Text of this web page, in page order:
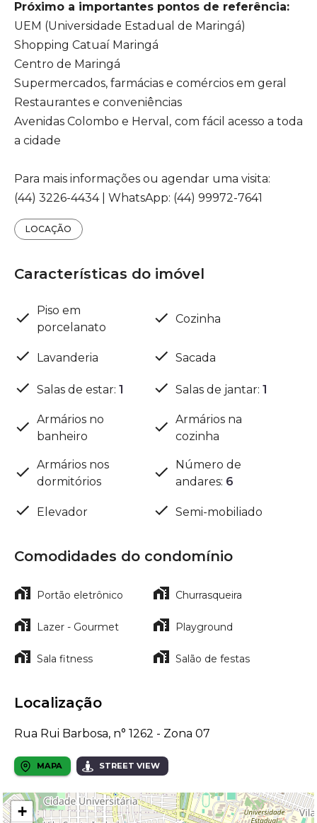
Próximo a importantes pontos de referência:
UEM (Universidade Estadual de Maringá)
Shopping Catuaí Maringá
Centro de Maringá
Supermercados, farmácias e comércios em geral
Restaurantes e conveniências
Avenidas Colombo e Herval, com fácil acesso a toda
a cidade
Para mais informações ou agendar uma visita:
(44) 3226-4434 | WhatsApp: (44) 99972-7641
LOCAÇÃO
Características do imóvel
Piso em
porcelanato
Cozinha
Lavanderia Sacada
Salas de estar: 1 Salas de jantar: 1
Armários no
banheiro
Armários na
cozinha
Armários nos
dormitórios
Número de
andares: 6
Elevador Semi-mobiliado
Comodidades do condomínio
Portão eletrônico Churrasqueira
Lazer - Gourmet Playground
Sala fitness Salão de festas
Localização
Rua Rui Barbosa, n° 1262 - Zona 07
MAPA STREET VIEW
+